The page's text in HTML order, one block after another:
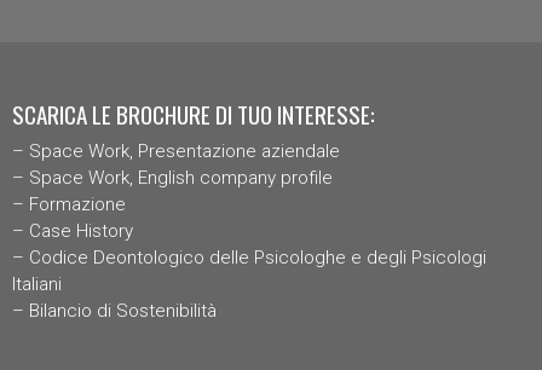
SCARICA LE BROCHURE DI TUO INTERESSE:
– Space Work, Presentazione aziendale
– Space Work, English company profile
– Formazione
– Case History
– Codice Deontologico delle Psicologhe e degli Psicologi
Italiani
– Bilancio di Sostenibilità